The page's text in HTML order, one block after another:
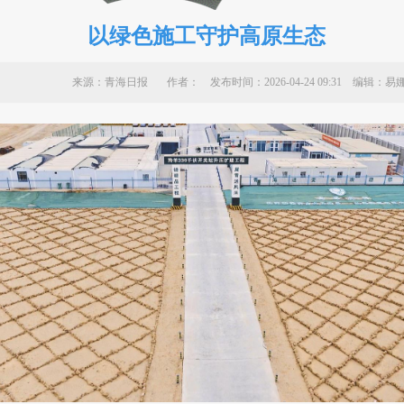
以绿色施工守护高原生态
来源：青海日报 作者： 发布时间：2026-04-24 09:31 编辑